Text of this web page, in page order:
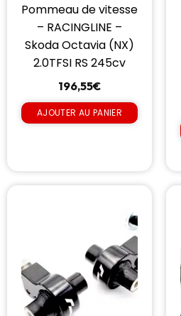
Pommeau de vitesse
– RACINGLINE –
Skoda Octavia (NX)
2.0TFSI RS 245cv
196,55€
AJOUTER AU PANIER